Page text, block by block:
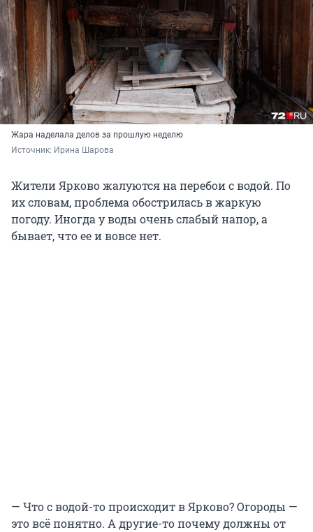
Жара наделала делов за прошлую неделю
Источник: Ирина Шарова
Жители Ярково жалуются на перебои с водой. По
их словам, проблема обострилась в жаркую
погоду. Иногда у воды очень слабый напор, а
бывает, что ее и вовсе нет.
— Что с водой-то происходит в Ярково? Огороды —
это всё понятно. А другие-то почему должны от